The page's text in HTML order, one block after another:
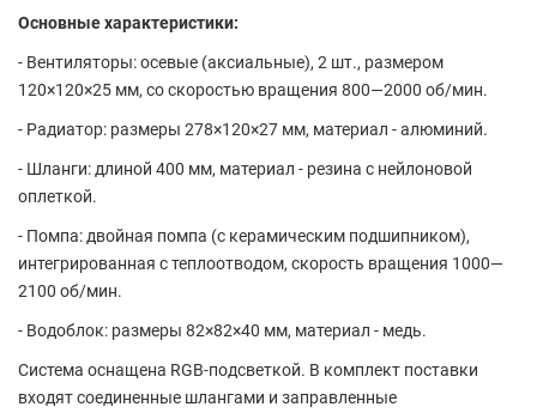
Основные характеристики:
- Вентиляторы: осевые (аксиальные), 2 шт., размером
120×120×25 мм, со скоростью вращения 800—2000 об/мин.
- Радиатор: размеры 278×120×27 мм, материал - алюминий.
- Шланги: длиной 400 мм, материал - резина с нейлоновой
оплеткой.
- Помпа: двойная помпа (с керамическим подшипником),
интегрированная с теплоотводом, скорость вращения 1000—
2100 об/мин.
- Водоблок: размеры 82×82×40 мм, материал - медь.
Система оснащена RGB-подсветкой. В комплект поставки
входят соединенные шлангами и заправленные